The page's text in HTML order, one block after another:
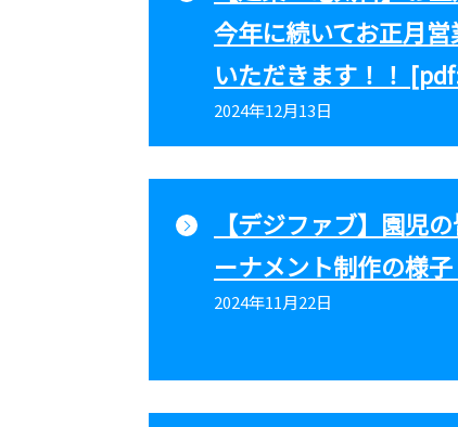
今年に続いてお正月
いただきます！！
2024年12月13日
【デジファブ】園児
ーナメント制作の様
2024年11月22日